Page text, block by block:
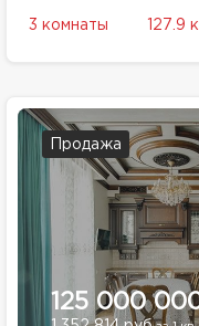
3 комнаты 127.9
Продажа
125 000